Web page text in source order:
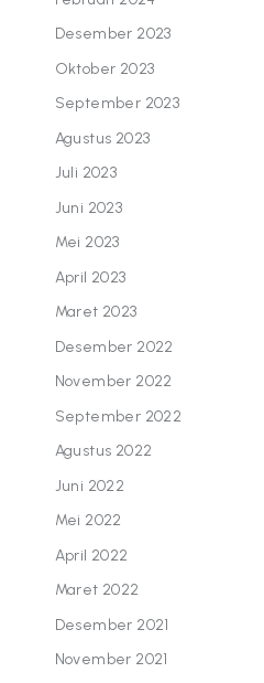
Desember 2023
Oktober 2023
September 2023
Agustus 2023
Juli 2023
Juni 2023
Mei 2023
April 2023
Maret 2023
Desember 2022
November 2022
September 2022
Agustus 2022
Juni 2022
Mei 2022
April 2022
Maret 2022
Desember 2021
November 2021